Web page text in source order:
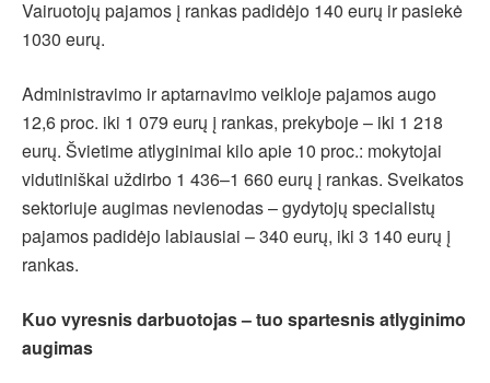
Vairuotojų pajamos į rankas padidėjo 140 eurų ir pasiekė
1030 eurų.
Administravimo ir aptarnavimo veikloje pajamos augo
12,6 proc. iki 1 079 eurų į rankas, prekyboje – iki 1 218
eurų. Švietime atlyginimai kilo apie 10 proc.: mokytojai
vidutiniškai uždirbo 1 436–1 660 eurų į rankas. Sveikatos
sektoriuje augimas nevienodas – gydytojų specialistų
pajamos padidėjo labiausiai – 340 eurų, iki 3 140 eurų į
rankas.
Kuo vyresnis darbuotojas – tuo spartesnis atlyginimo
augimas